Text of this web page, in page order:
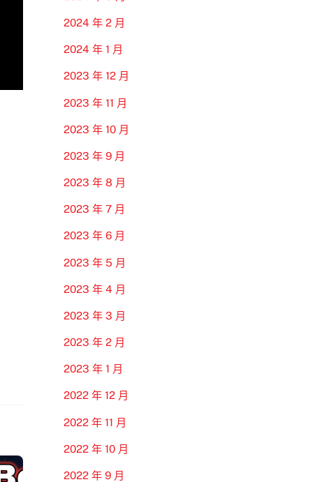
2024 年 2 月
2024 年 1 月
2023 年 12 月
2023 年 11 月
2023 年 10 月
2023 年 9 月
2023 年 8 月
2023 年 7 月
2023 年 6 月
2023 年 5 月
2023 年 4 月
2023 年 3 月
2023 年 2 月
2023 年 1 月
2022 年 12 月
2022 年 11 月
2022 年 10 月
2022 年 9 月